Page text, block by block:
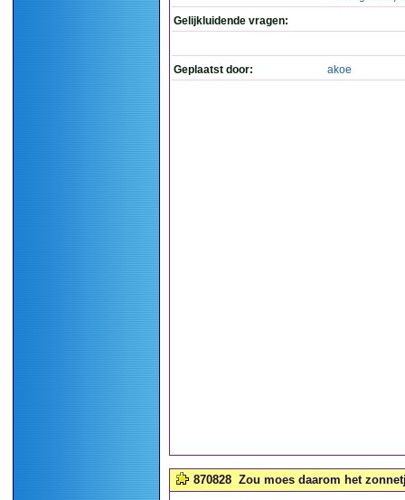
Gelijkluidende vragen:
Geplaatst door: akoe
870828 Zou moes daarom het